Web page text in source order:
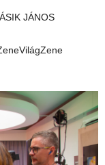
JÁNOS